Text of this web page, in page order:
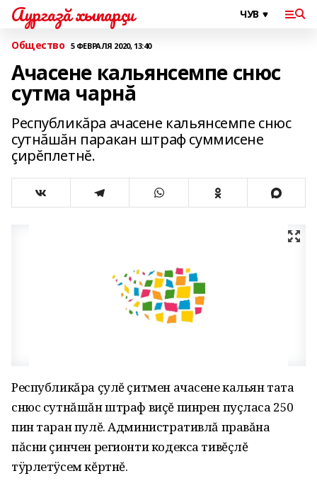
Аургазă хыпарçи
Общество 5 ФЕВРАЛЯ 2020, 13:40
Ачасене кальянсемпе снюс
сутма чарнă
Республикăра ачасене кальянсемпе снюс
сутнăшăн паракан штраф суммисене
çирĕплетнĕ.
Республикăра çулĕ çитмен ачасене кальян тата
снюс сутнăшăн штраф виçĕ пинрен пуçласа 250
пин таран пулĕ. Административлă правăна
пăсни çинчен регионти кодекса тивĕçлĕ
тÿрлетÿсем кĕртнĕ.